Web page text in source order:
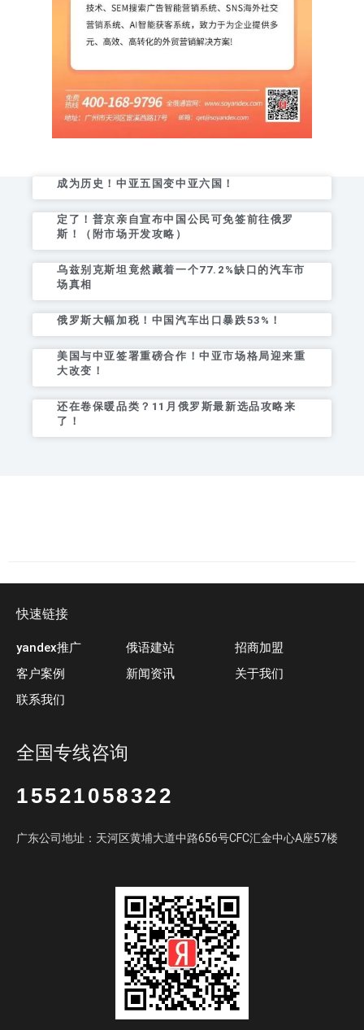
成为历史！中亚五国变中亚六国！
定了！普京亲自宣布中国公民可免签前往俄罗
斯！（附市场开发攻略）
乌兹别克斯坦竟然藏着一个77.2%缺口的汽车市
场真相
俄罗斯大幅加税！中国汽车出口暴跌53%！
美国与中亚签署重磅合作！中亚市场格局迎来重
大改变！
还在卷保暖品类？11月俄罗斯最新选品攻略来
了！
快速链接
yandex推广
客户案例
联系我们
俄语建站
新闻资讯
招商加盟
关于我们
全国专线咨询
15521058322
广东公司地址：天河区黄埔大道中路656号CFC汇金中心A座57楼